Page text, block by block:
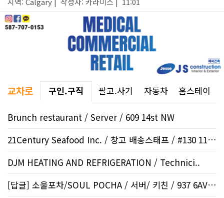
교차로 구인.구직 팔고.사기 자동차 홈스테이
Brunch restaurant / Server / 609 14st NW
21Century Seafood Inc. / 창고 배송스태프 / #130 1108..
DJM HEATING AND REFRIGERATION / Technici..
[답글] 소울포차/SOUL POCHA / 서버/ 키친 / 937 6AVE..